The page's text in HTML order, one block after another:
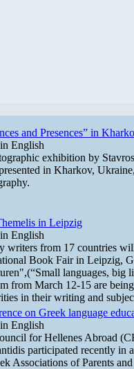
and Presences” in
English
exhibition by
in Kharkov,
in Leipzig
English
writers from 17 countries
Book Fair in Leipzig,
languages, big
from March 12-15 are
in their writing and
on Greek language
English
for Hellenes Abroad
participated recently in
Associations of Parents